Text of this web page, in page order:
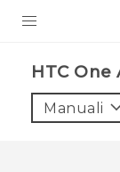
VIVE
HTC One
Manuali